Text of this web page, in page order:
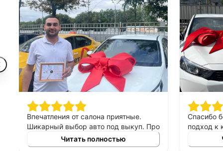
Впечатления от салона приятные.
Шикарный выбор авто под выкуп. Про
персонал могу сказать только
хорошее, приятны в общении,
Читать полностью
Спасибо
подход к
выборе
выкуп,